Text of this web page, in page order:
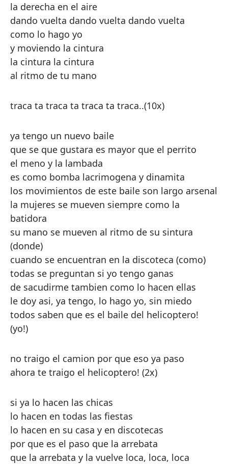
la derecha en el aire
dando vuelta dando vuelta dando vuelta
como lo hago yo
y moviendo la cintura
la cintura la cintura
al ritmo de tu mano
traca ta traca ta traca ta traca..(10x)
ya tengo un nuevo baile
que se que gustara es mayor que el perrito
el meno y la lambada
es como bomba lacrimogena y dinamita
los movimientos de este baile son largo arsenal
la mujeres se mueven siempre como la
batidora
su mano se mueven al ritmo de su sintura
(donde)
cuando se encuentran en la discoteca (como)
todas se preguntan si yo tengo ganas
de sacudirme tambien como lo hacen ellas
le doy asi, ya tengo, lo hago yo, sin miedo
todos saben que es el baile del helicoptero!
(yo!)
no traigo el camion por que eso ya paso
ahora te traigo el helicoptero! (2x)
si ya lo hacen las chicas
lo hacen en todas las fiestas
lo hacen en su casa y en discotecas
por que es el paso que la arrebata
que la arrebata y la vuelve loca, loca, loca